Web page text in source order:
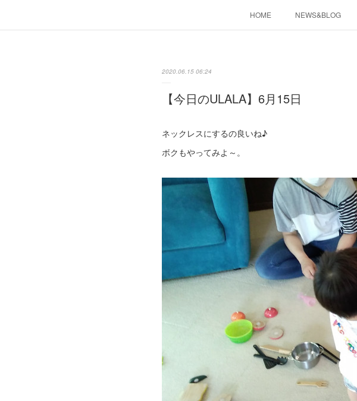
HOME NEWS&BLOG
2020.06.15 06:24
【今日のULALA】6月15日
ネックレスにするの良いね♪
ボクもやってみよ～。